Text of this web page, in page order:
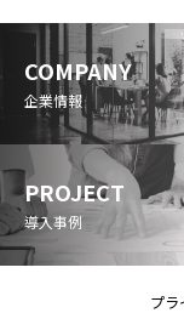
COMPANY
企業情報
PROJECT
導入事例
プラ